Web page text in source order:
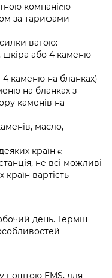
компанією
за тарифами
вагою:
шкіра або 4 каменю
4 каменю на бланках)
на бланках з
каменів на
масло,
країн є
не всі можливі
країн вартість
день. Термін
поштою EMS, для